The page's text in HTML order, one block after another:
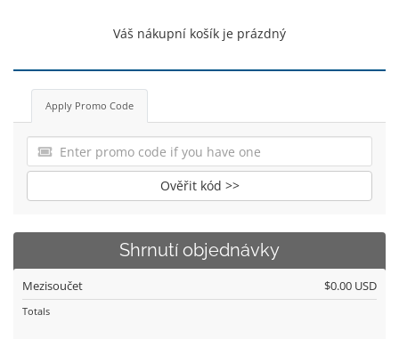
Váš nákupní košík je prázdný
Apply Promo Code
Ověřit kód >>
Shrnutí objednávky
Mezisoučet $0.00 USD
Totals